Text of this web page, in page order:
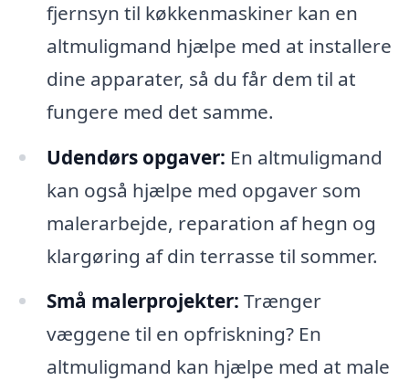
fjernsyn til køkkenmaskiner kan en
altmuligmand hjælpe med at installere
dine apparater, så du får dem til at
fungere med det samme.
Udendørs opgaver: En altmuligmand
kan også hjælpe med opgaver som
malerarbejde, reparation af hegn og
klargøring af din terrasse til sommer.
Små malerprojekter: Trænger
væggene til en opfriskning? En
altmuligmand kan hjælpe med at male